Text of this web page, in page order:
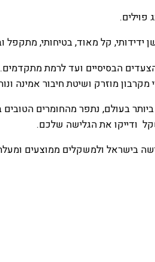
פוילים.
ידידותי, קל מאוד, בטיחותי, מתקפל
מוזרק ושיטת חיבור אמינה
בעולם, נתפר מהחומרים הטובים
ודייקו את הגלישה שלכם.